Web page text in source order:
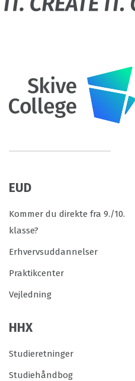
EUD
Kommer du direkte fra 9./10.
klasse?
Erhvervsuddannelser
Praktikcenter
Vejledning
HHX
Studieretninger
Studiehåndbog